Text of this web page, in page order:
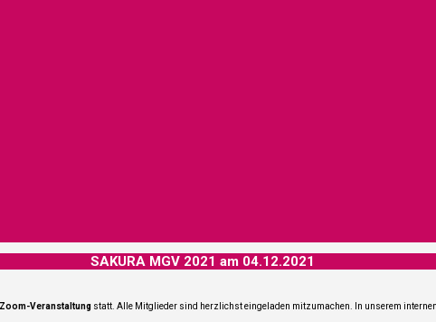
SAKURA MGV 2021 am 04.12.2021
Zoom-Ver­an­stal­tung statt. Alle Mit­glie­der sind herz­lichst ein­ge­la­den mit­zu­ma­chen. In unse­rem